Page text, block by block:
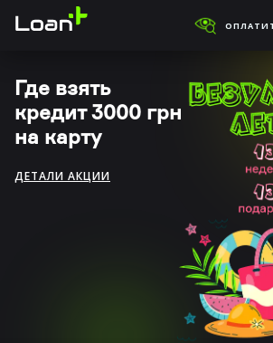
Где взять
кредит 3000 грн
на карту
ДЕТАЛИ АКЦИИ